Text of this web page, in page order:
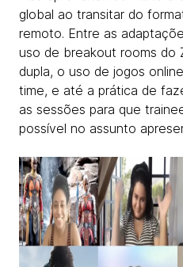
global ao transitar do
remoto. Entre as
uso de breakout rooms do
dupla, o uso de jogos
time, e até a prática de
as sessões para que
possível no assunto